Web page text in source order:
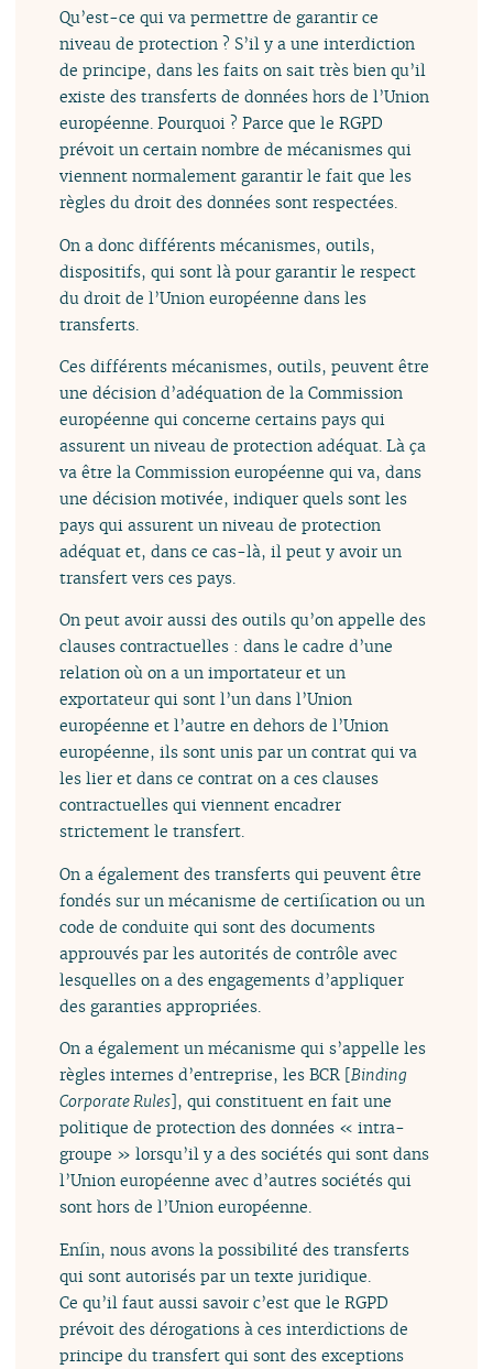
Qu’est-ce qui va permettre de garantir ce
niveau de protection ? S’il y a une interdiction
de principe, dans les faits on sait très bien qu’il
existe des transferts de données hors de l’Union
européenne. Pourquoi ? Parce que le RGPD
prévoit un certain nombre de mécanismes qui
viennent normalement garantir le fait que les
règles du droit des données sont respectées.
On a donc différents mécanismes, outils,
dispositifs, qui sont là pour garantir le respect
du droit de l’Union européenne dans les
transferts.
Ces différents mécanismes, outils, peuvent être
une décision d’adéquation de la Commission
européenne qui concerne certains pays qui
assurent un niveau de protection adéquat. Là ça
va être la Commission européenne qui va, dans
une décision motivée, indiquer quels sont les
pays qui assurent un niveau de protection
adéquat et, dans ce cas-là, il peut y avoir un
transfert vers ces pays.
On peut avoir aussi des outils qu’on appelle des
clauses contractuelles : dans le cadre d’une
relation où on a un importateur et un
exportateur qui sont l’un dans l’Union
européenne et l’autre en dehors de l’Union
européenne, ils sont unis par un contrat qui va
les lier et dans ce contrat on a ces clauses
contractuelles qui viennent encadrer
strictement le transfert.
On a également des transferts qui peuvent être
fondés sur un mécanisme de certification ou un
code de conduite qui sont des documents
approuvés par les autorités de contrôle avec
lesquelles on a des engagements d’appliquer
des garanties appropriées.
On a également un mécanisme qui s’appelle les
règles internes d’entreprise, les BCR [Binding
Corporate Rules], qui constituent en fait une
politique de protection des données « intra-
groupe » lorsqu’il y a des sociétés qui sont dans
l’Union européenne avec d’autres sociétés qui
sont hors de l’Union européenne.
Enfin, nous avons la possibilité des transferts
qui sont autorisés par un texte juridique.
Ce qu’il faut aussi savoir c’est que le RGPD
prévoit des dérogations à ces interdictions de
principe du transfert qui sont des exceptions